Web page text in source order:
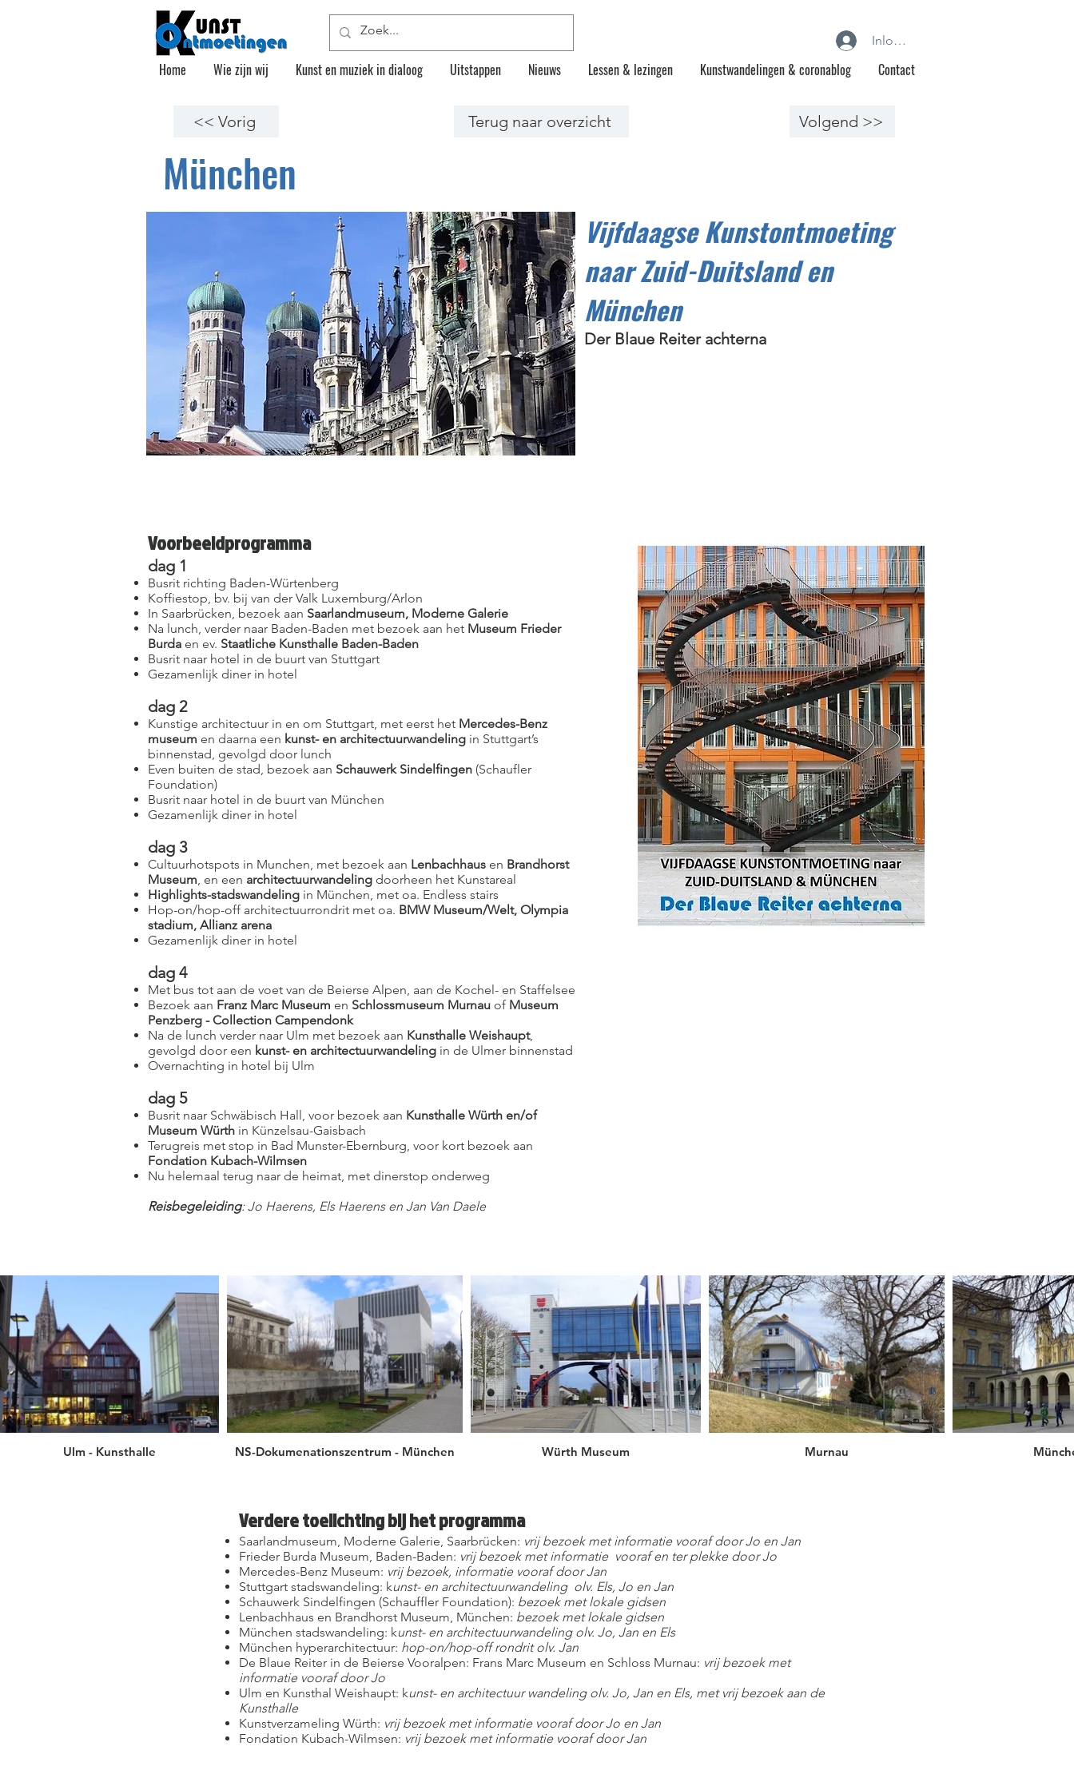
Inloggen
Home Wie zijn wij Kunst en muziek in dialoog Uitstappen Nieuws Lessen & lezingen Kunstwandelingen & coronablog Contact
<< Vorig Terug naar overzicht Volgend >>
München
Vijfdaagse Kunstontmoeting
naar Zuid-Duitsland en
München
Der Blaue Reiter achterna
Voorbeeldprogramma
dag 1
Busrit richting Baden-Würtenberg
Koffiestop, bv. bij van der Valk Luxemburg/Arlon
In Saarbrücken, bezoek aan Saarlandmuseum, Moderne Galerie
Na lunch, verder naar Baden-Baden met bezoek aan het Museum Frieder
Burda en ev. Staatliche Kunsthalle Baden-Baden
Busrit naar hotel in de buurt van Stuttgart
Gezamenlijk diner in hotel
dag 2
Kunstige architectuur in en om Stuttgart, met eerst het Mercedes-Benz
museum en daarna een kunst- en architectuurwandeling in Stuttgart’s
binnenstad, gevolgd door lunch
Even buiten de stad, bezoek aan Schauwerk Sindelfingen (Schaufler
Foundation)
Busrit naar hotel in de buurt van München
Gezamenlijk diner in hotel
dag 3
Cultuurhotspots in Munchen, met bezoek aan Lenbachhaus en Brandhorst
Museum, en een architectuurwandeling doorheen het Kunstareal
Highlights-stadswandeling in München, met oa. Endless stairs
Hop-on/hop-off architectuurrondrit met oa. BMW Museum/Welt, Olympia
stadium, Allianz arena
Gezamenlijk diner in hotel
dag 4
Met bus tot aan de voet van de Beierse Alpen, aan de Kochel- en Staffelsee
Bezoek aan Franz Marc Museum en Schlossmuseum Murnau of Museum
Penzberg - Collection Campendonk
Na de lunch verder naar Ulm met bezoek aan Kunsthalle Weishaupt,
gevolgd door een kunst- en architectuurwandeling in de Ulmer binnenstad
Overnachting in hotel bij Ulm
dag 5
Busrit naar Schwäbisch Hall, voor bezoek aan Kunsthalle Würth en/of
Museum Würth in Künzelsau-Gaisbach
Terugreis met stop in Bad Munster-Ebernburg, voor kort bezoek aan
Fondation Kubach-Wilmsen
Nu helemaal terug naar de heimat, met dinerstop onderweg
Reisbegeleiding: Jo Haerens, Els Haerens en Jan Van Daele
Ulm - Kunsthalle NS-Dokumenationszentrum - München Würth Museum Murnau
Verdere toelichting bij het programma
Saarlandmuseum, Moderne Galerie, Saarbrücken: vrij bezoek met informatie vooraf door Jo en Jan
Frieder Burda Museum, Baden-Baden: vrij bezoek met informatie vooraf en ter plekke door Jo
Mercedes-Benz Museum: vrij bezoek, informatie vooraf door Jan
Stuttgart stadswandeling: kunst- en architectuurwandeling olv. Els, Jo en Jan
Schauwerk Sindelfingen (Schauffler Foundation): bezoek met lokale gidsen
Lenbachhaus en Brandhorst Museum, München: bezoek met lokale gidsen
München stadswandeling: kunst- en architectuurwandeling olv. Jo, Jan en Els
München hyperarchitectuur: hop-on/hop-off rondrit olv. Jan
De Blaue Reiter in de Beierse Vooralpen: Frans Marc Museum en Schloss Murnau: vrij bezoek met
informatie vooraf door Jo
Ulm en Kunsthal Weishaupt: kunst- en architectuur wandeling olv. Jo, Jan en Els, met vrij bezoek aan de
Kunsthalle
Kunstverzameling Würth: vrij bezoek met informatie vooraf door Jo en Jan
Fondation Kubach-Wilmsen: vrij bezoek met informatie vooraf door Jan